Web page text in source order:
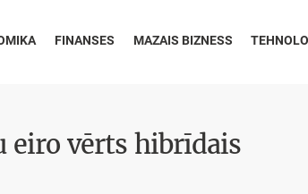
FINANSES MAZAIS BIZNESS
eiro vērts hibrīdais